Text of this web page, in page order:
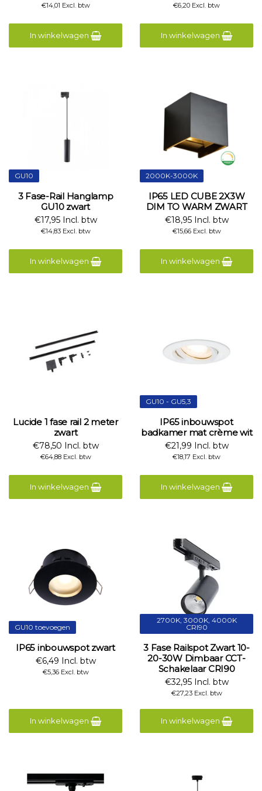
€14,01 Excl. btw
In winkelwagen
€6,20 Excl. btw
In winkelwagen
GU10
3 Fase-Rail Hanglamp
GU10 zwart
€17,95 Incl. btw
€14,83 Excl. btw
In winkelwagen
2000K-3000K
IP65 LED CUBE 2X3W
DIM TO WARM ZWART
€18,95 Incl. btw
€15,66 Excl. btw
In winkelwagen
Lucide 1 fase rail 2 meter
zwart
€78,50 Incl. btw
€64,88 Excl. btw
In winkelwagen
GU10 - GU5,3
IP65 inbouwspot
badkamer mat crème wit
€21,99 Incl. btw
€18,17 Excl. btw
In winkelwagen
GU10 toevoegen
IP65 inbouwspot zwart
€6,49 Incl. btw
€5,36 Excl. btw
In winkelwagen
2700K, 3000K, 4000K
CRI90
3 Fase Railspot Zwart 10-
20-30W Dimbaar CCT-
Schakelaar CRI90
€32,95 Incl. btw
€27,23 Excl. btw
In winkelwagen